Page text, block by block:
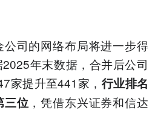
司的网络布局将进一步得
年末数据，合并后公司
家提升至441家， 行业排名
三位 ，凭借东兴证券和信达